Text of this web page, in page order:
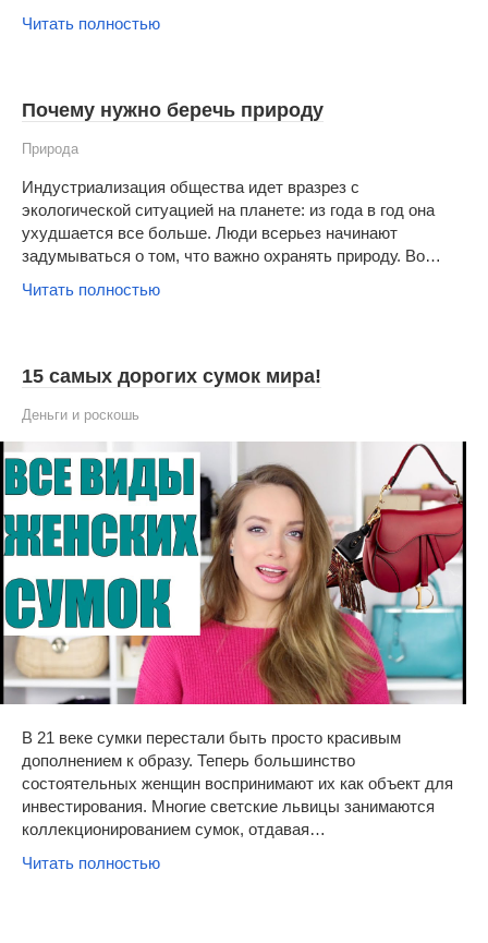
Читать полностью
Почему нужно беречь природу
Природа
Индустриализация общества идет вразрез с
экологической ситуацией на планете: из года в год она
ухудшается все больше. Люди всерьез начинают
задумываться о том, что важно охранять природу. Во…
Читать полностью
15 самых дорогих сумок мира!
Деньги и роскошь
В 21 веке сумки перестали быть просто красивым
дополнением к образу. Теперь большинство
состоятельных женщин воспринимают их как объект для
инвестирования. Многие светские львицы занимаются
коллекционированием сумок, отдавая…
Читать полностью